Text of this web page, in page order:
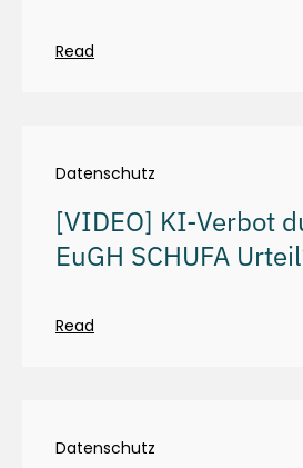
Read
Datenschutz
[VIDEO] KI-Verbot
EuGH SCHUFA
Read
Datenschutz